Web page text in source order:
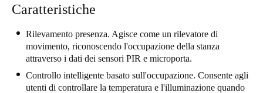
Global Europe
Switzerland|Italiano
Germany
Caratteristiche
Rilevamento presenza. Agisce come un rilevatore di
movimento, riconoscendo l'occupazione della stanza
attraverso i dati dei sensori PIR e microporta.
Controllo intelligente basato sull'occupazione. Consente agli
utenti di controllare la temperatura e l'illuminazione quando